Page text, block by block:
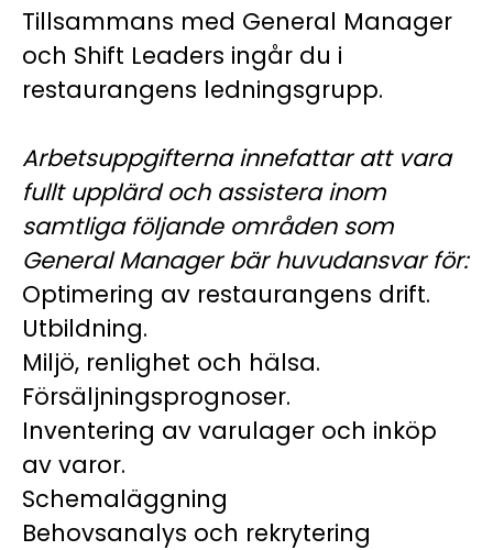
Tillsammans med General Manager
och Shift Leaders ingår du i
restaurangens ledningsgrupp.
Arbetsuppgifterna innefattar att vara
fullt upplärd och assistera inom
samtliga följande områden som
General Manager bär huvudansvar för:
Optimering av restaurangens drift.
Utbildning.
Miljö, renlighet och hälsa.
Försäljningsprognoser.
Inventering av varulager och inköp
av varor.
Schemaläggning
Behovsanalys och rekrytering